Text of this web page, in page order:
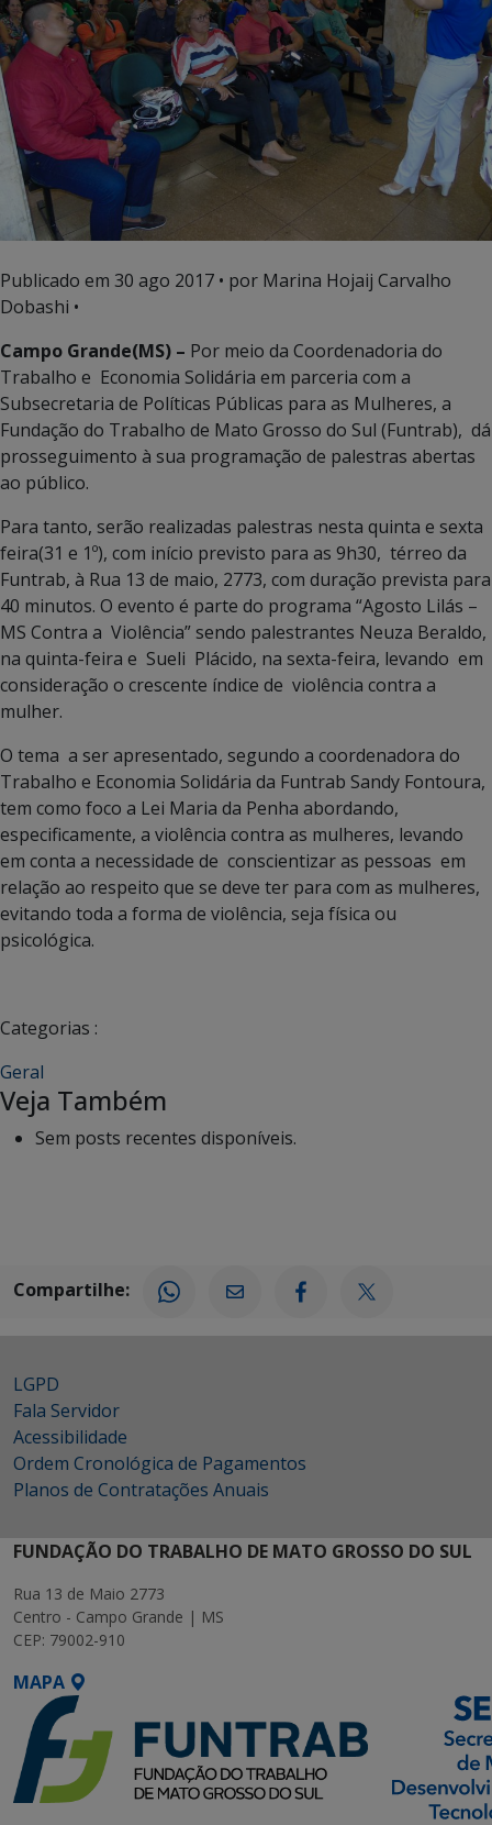
Publicado em 30 ago 2017 • por Marina Hojaij Carvalho
Dobashi •
Campo Grande(MS) – Por meio da Coordenadoria do
Trabalho e Economia Solidária em parceria com a
Subsecretaria de Políticas Públicas para as Mulheres, a
Fundação do Trabalho de Mato Grosso do Sul (Funtrab), dá
prosseguimento à sua programação de palestras abertas
ao público.
Para tanto, serão realizadas palestras nesta quinta e sexta
feira(31 e 1º), com início previsto para as 9h30, térreo da
Funtrab, à Rua 13 de maio, 2773, com duração prevista para
40 minutos. O evento é parte do programa “Agosto Lilás –
MS Contra a Violência” sendo palestrantes Neuza Beraldo,
na quinta-feira e Sueli Plácido, na sexta-feira, levando em
consideração o crescente índice de violência contra a
mulher.
O tema a ser apresentado, segundo a coordenadora do
Trabalho e Economia Solidária da Funtrab Sandy Fontoura,
tem como foco a Lei Maria da Penha abordando,
especificamente, a violência contra as mulheres, levando
em conta a necessidade de conscientizar as pessoas em
relação ao respeito que se deve ter para com as mulheres,
evitando toda a forma de violência, seja física ou
psicológica.
Categorias :
Geral
Veja Também
Sem posts recentes disponíveis.
Compartilhe:
LGPD
Fala Servidor
Acessibilidade
Ordem Cronológica de Pagamentos
Planos de Contratações Anuais
FUNDAÇÃO DO TRABALHO DE MATO GROSSO DO SUL
Rua 13 de Maio 2773
Centro - Campo Grande | MS
CEP: 79002-910
MAPA